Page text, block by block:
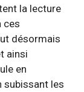
la lecture
ces
désormais
ainsi
en
subissant les